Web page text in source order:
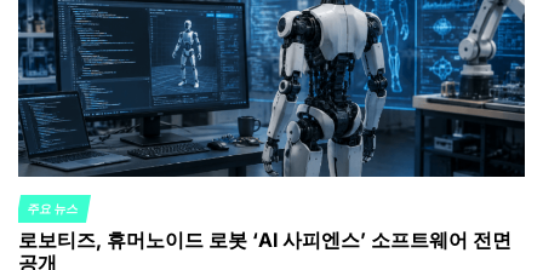
POSTED
IN
주요 뉴스
로보티즈, 휴머노이드 로봇 ‘AI 사피엔스’ 소프트웨어 전면
공개